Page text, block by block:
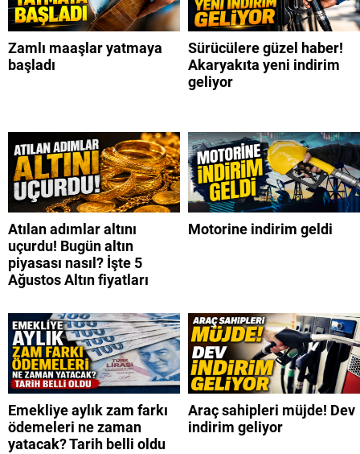
Zamlı maaşlar yatmaya
başladı
Sürücülere güzel haber!
Akaryakıta yeni indirim
geliyor
Atılan adımlar altını
uçurdu! Bugün altın
piyasası nasıl? İşte 5
Ağustos Altın fiyatları
Motorine indirim geldi
Emekliye aylık zam farkı
ödemeleri ne zaman
yatacak? Tarih belli oldu
Araç sahipleri müjde! Dev
indirim geliyor